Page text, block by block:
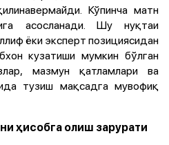
Кўпинча матн
асосланади. Шу нуқтаи
ёки эксперт позициясидан
кузатиши мумкин бўлган
мазмун қатламлари ва
тузиш мақсадга мувофиқ
ҳисобга олиш зарурати